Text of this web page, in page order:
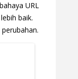
URL
baik.